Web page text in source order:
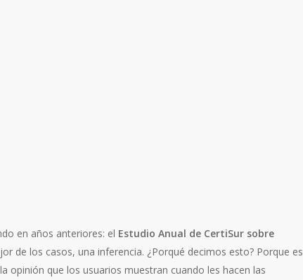
en años anteriores: el Estudio Anual de CertiSur sobre
de los casos, una inferencia. ¿Porqué decimos esto? Porque es
opinión que los usuarios muestran cuando les hacen las